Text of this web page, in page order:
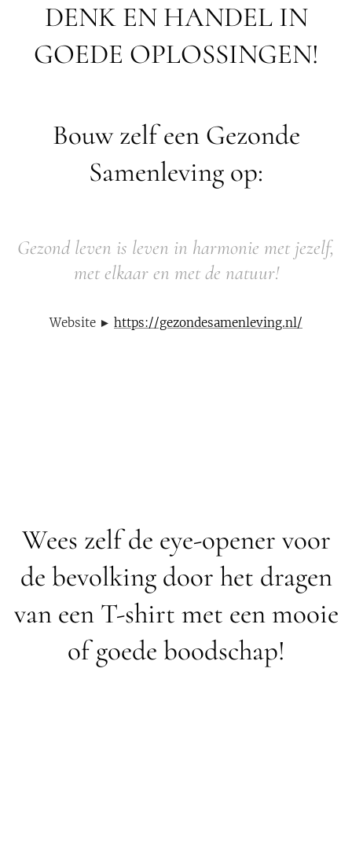
DENK EN HANDEL IN
GOEDE OPLOSSINGEN!
Bouw zelf een Gezonde
Samenleving op:
Gezond leven is leven in harmonie met jezelf,
met elkaar en met de natuur!
Website ► https://gezondesamenleving.nl/
Wees zelf de eye-opener voor
de bevolking door het dragen
van een T-shirt met een mooie
of goede boodschap!